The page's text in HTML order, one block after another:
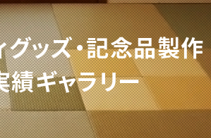
グッズ・記念品製作
績ギャラリー